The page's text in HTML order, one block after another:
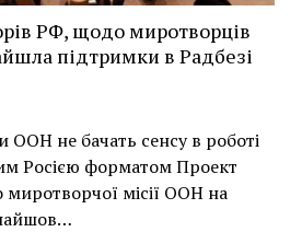
РФ, щодо миротворців
підтримки в Радбезі
ООН не бачать сенсу в роботі
Росією форматом Проект
місії ООН на